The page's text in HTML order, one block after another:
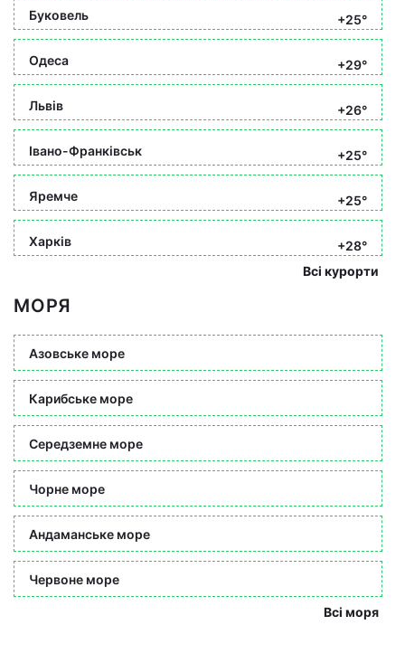
Буковель +25°
Одеса +29°
Львів +26°
Івано-Франківськ +25°
Яремче +25°
Харків
+28°
Всі курорти
МОРЯ
Азовське море
Карибське море
Середземне море
Чорне море
Андаманське море
Червоне море
Всі моря